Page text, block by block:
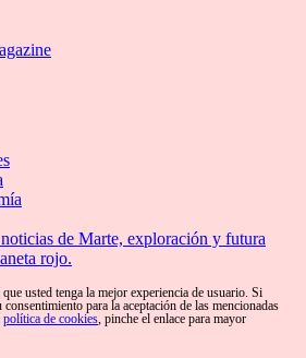
de Marte, exploración y futura
rojo.
usted tenga la mejor experiencia de usuario. Si
para la aceptación de las mencionadas
política de cookies , pinche el enlace para mayor